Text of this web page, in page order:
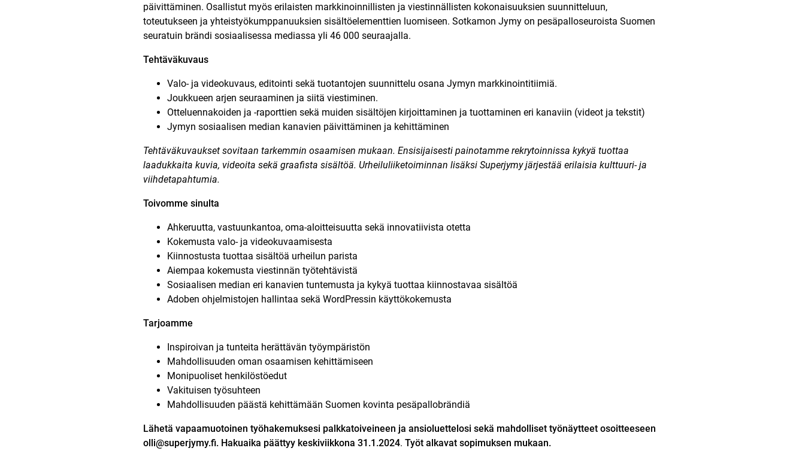
päivittäminen. Osallistut myös erilaisten markkinoinnillisten ja viestinnällisten kokonaisuuksien suunnitteluun,
toteutukseen ja yhteistyökumppanuuksien sisältöelementtien luomiseen. Sotkamon Jymy on pesäpalloseuroista Suomen
seuratuin brändi sosiaalisessa mediassa yli 46 000 seuraajalla.
Tehtäväkuvaus
Valo- ja videokuvaus, editointi sekä tuotantojen suunnittelu osana Jymyn markkinointitiimiä.
Joukkueen arjen seuraaminen ja siitä viestiminen.
Otteluennakoiden ja -raporttien sekä muiden sisältöjen kirjoittaminen ja tuottaminen eri kanaviin (videot ja tekstit)
Jymyn sosiaalisen median kanavien päivittäminen ja kehittäminen
Tehtäväkuvaukset sovitaan tarkemmin osaamisen mukaan. Ensisijaisesti painotamme rekrytoinnissa kykyä tuottaa
laadukkaita kuvia, videoita sekä graafista sisältöä. Urheiluliiketoiminnan lisäksi Superjymy järjestää erilaisia kulttuuri- ja
viihdetapahtumia.
Toivomme sinulta
Ahkeruutta, vastuunkantoa, oma-aloitteisuutta sekä innovatiivista otetta
Kokemusta valo- ja videokuvaamisesta
Kiinnostusta tuottaa sisältöä urheilun parista
Aiempaa kokemusta viestinnän työtehtävistä
Sosiaalisen median eri kanavien tuntemusta ja kykyä tuottaa kiinnostavaa sisältöä
Adoben ohjelmistojen hallintaa sekä WordPressin käyttökokemusta
Tarjoamme
Inspiroivan ja tunteita herättävän työympäristön
Mahdollisuuden oman osaamisen kehittämiseen
Monipuoliset henkilöstöedut
Vakituisen työsuhteen
Mahdollisuuden päästä kehittämään Suomen kovinta pesäpallobrändiä
Lähetä vapaamuotoinen työhakemuksesi palkkatoiveineen ja ansioluettelosi sekä mahdolliset työnäytteet osoitteeseen
olli@superjymy.fi. Hakuaika päättyy keskiviikkona 31.1.2024. Työt alkavat sopimuksen mukaan.